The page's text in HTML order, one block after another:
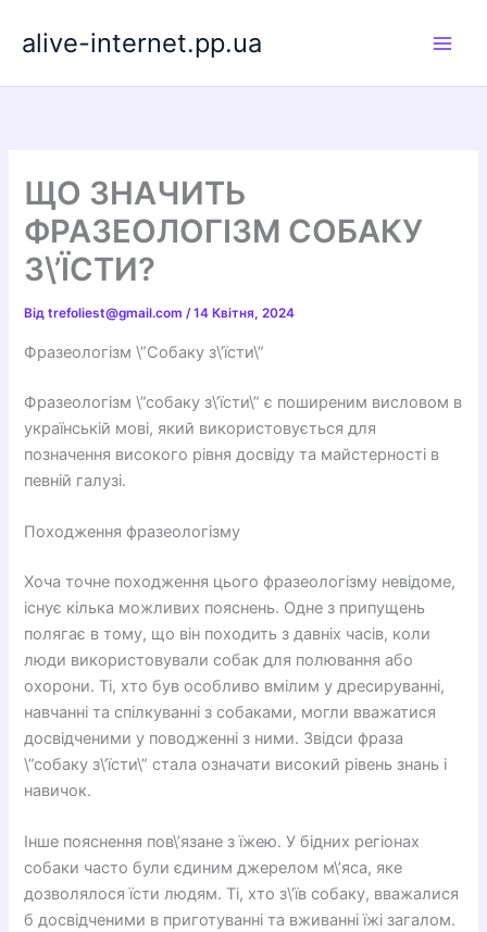
alive-internet.pp.ua
ЩО ЗНАЧИТЬ
ФРАЗЕОЛОГІЗМ СОБАКУ
З\’ЇСТИ?
Відtrefoliest@gmail.com/14 Квітня, 2024
Фразеологізм \”Собаку з\’їсти\”
Фразеологізм \”собаку з\’їсти\” є поширеним висловом в
українській мові, який використовується для
позначення високого рівня досвіду та майстерності в
певній галузі.
Походження фразеологізму
Хоча точне походження цього фразеологізму невідоме,
існує кілька можливих пояснень. Одне з припущень
полягає в тому, що він походить з давніх часів, коли
люди використовували собак для полювання або
охорони. Ті, хто був особливо вмілим у дресируванні,
навчанні та спілкуванні з собаками, могли вважатися
досвідченими у поводженні з ними. Звідси фраза
\”собаку з\’їсти\” стала означати високий рівень знань і
навичок.
Інше пояснення пов\’язане з їжею. У бідних регіонах
собаки часто були єдиним джерелом м\’яса, яке
дозволялося їсти людям. Ті, хто з\’їв собаку, вважалися
б досвідченими в приготуванні та вживанні їжі загалом.